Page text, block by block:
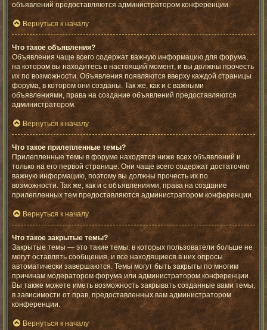
объявлений предоставляются администратором конференции.
Вернуться к началу
Что такое объявления?
Объявления чаще всего содержат важную информацию для форума,
на котором вы находитесь в настоящий момент, и вы должны прочесть
их по возможности. Объявления появляются вверху каждой страницы
форума, в котором они созданы. Так же, как и с важными
объявлениями, права на создание объявлений предоставляются
администратором.
Вернуться к началу
Что такое прилепленные темы?
Прилепленные темы в форуме находятся ниже всех объявлений и
только на его первой странице. Они чаще всего содержат достаточно
важную информацию, поэтому вы должны прочесть их по
возможности. Так же, как и с объявлениями, права на создание
прилепленных тем предоставляются администратором конференции.
Вернуться к началу
Что такое закрытые темы?
Закрытые темы — это такие темы, в которых пользователи больше не
могут оставлять сообщения, и все находящиеся в них опросы
автоматически завершаются. Темы могут быть закрыты по многим
причинам модератором форума или администратором конференции.
Вы также можете иметь возможность закрывать созданные вами темы,
в зависимости от прав, предоставленных вам администратором
конференции.
Вернуться к началу